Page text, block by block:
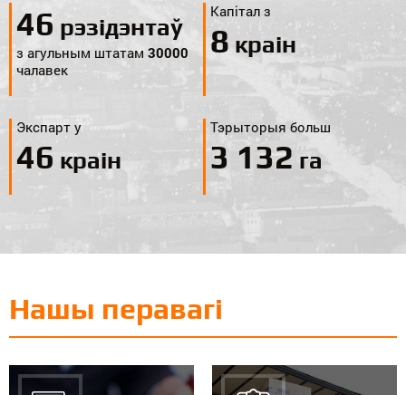
51 рэзідэнтаў
з агульным штатам 30000
чалавек
Капітал з
9 краін
Экспарт у
52 краін
Тэрыторыя больш
3 469 га
Нашы перавагі